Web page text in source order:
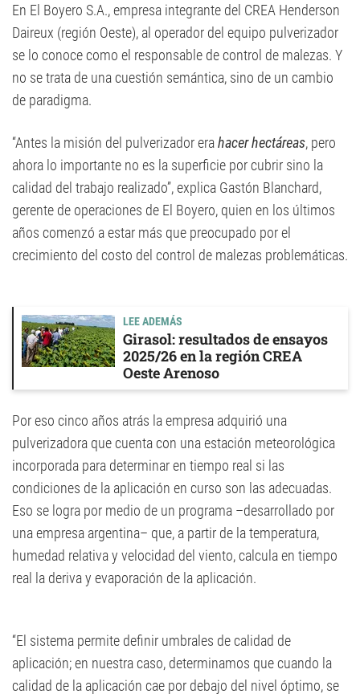
En El Boyero S.A., empresa integrante del CREA Henderson
Daireux (región Oeste), al operador del equipo pulverizador
se lo conoce como el responsable de control de malezas. Y
no se trata de una cuestión semántica, sino de un cambio
de paradigma.
“Antes la misión del pulverizador erahacer hectáreas, pero
ahora lo importante no es la superficie por cubrir sino la
calidad del trabajo realizado”, explica Gastón Blanchard,
gerente de operaciones de El Boyero, quien en los últimos
años comenzó a estar más que preocupado por el
crecimiento del costo del control de malezas problemáticas.
LEE ADEMÁS
Girasol: resultados de ensayos
2025/26 en la región CREA
Oeste Arenoso
Por eso cinco años atrás la empresa adquirió una
pulverizadora que cuenta con una estación meteorológica
incorporada para determinar en tiempo real si las
condiciones de la aplicación en curso son las adecuadas.
Eso se logra por medio de un programa –desarrollado por
una empresa argentina– que, a partir de la temperatura,
humedad relativa y velocidad del viento, calcula en tiempo
real la deriva y evaporación de la aplicación.
“El sistema permite definir umbrales de calidad de
aplicación; en nuestra caso, determinamos que cuando la
calidad de la aplicación cae por debajo del nivel óptimo, se